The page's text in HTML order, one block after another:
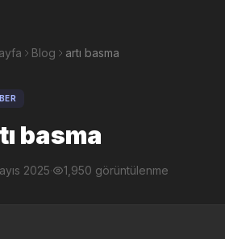
Blog artı basma
basma
2025· 1,950 görüntülenme